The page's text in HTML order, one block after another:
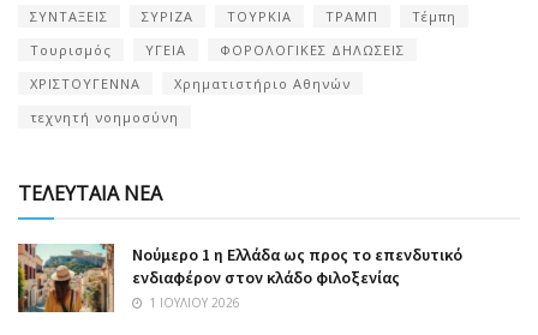
ΣΥΝΤΑΞΕΙΣ
ΣΥΡΙΖΑ ΤΟΥΡΚΙΑ ΤΡΑΜΠ
Τέμπη
Τουρισμός
ΥΓΕΙΑ
ΦΟΡΟΛΟΓΙΚΕΣ ΔΗΛΩΣΕΙΣ
ΧΡΙΣΤΟΥΓΕΝΝΑ
Χρηματιστήριο Αθηνών
τεχνητή νοημοσύνη
ΤΕΛΕΥΤΑΙΑ ΝΕΑ
Nούμερο 1 η Ελλάδα ως προς το επενδυτικό
ενδιαφέρον στον κλάδο φιλοξενίας
1 ΙΟΥΛΊΟΥ 2026